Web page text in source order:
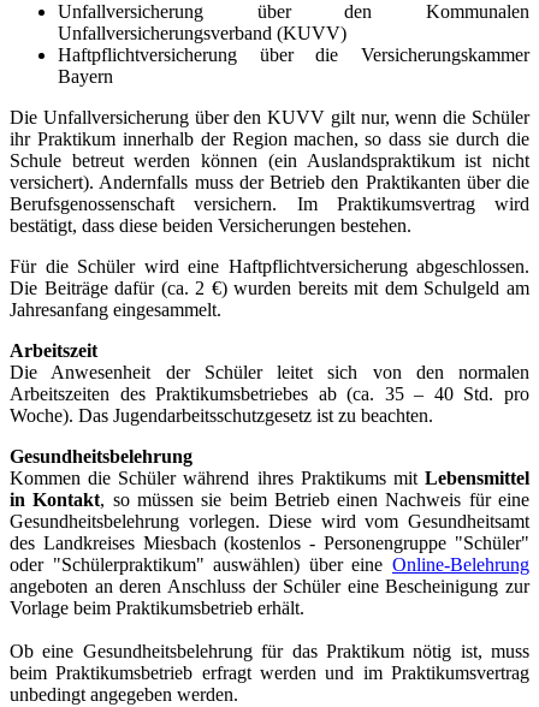
Unfallversicherung über den Kommunalen
Unfallversicherungsverband (KUVV)
Haftpflichtversicherung über die Versicherungskammer
Bayern
Die Unfallversicherung über den KUVV gilt nur, wenn die Schüler
ihr Praktikum innerhalb der Region machen, so dass sie durch die
Schule betreut werden können (ein Auslandspraktikum ist nicht
versichert). Andernfalls muss der Betrieb den Praktikanten über die
Berufsgenossenschaft versichern. Im Praktikumsvertrag wird
bestätigt, dass diese beiden Versicherungen bestehen.
Für die Schüler wird eine Haftpflichtversicherung abgeschlossen.
Die Beiträge dafür (ca. 2 €) wurden bereits mit dem Schulgeld am
Jahresanfang eingesammelt.
Arbeitszeit
Die Anwesenheit der Schüler leitet sich von den normalen
Arbeitszeiten des Praktikumsbetriebes ab (ca. 35 – 40 Std. pro
Woche). Das Jugendarbeitsschutzgesetz ist zu beachten.
Gesundheitsbelehrung
Kommen die Schüler während ihres Praktikums mit Lebensmittel
in Kontakt, so müssen sie beim Betrieb einen Nachweis für eine
Gesundheitsbelehrung vorlegen. Diese wird vom Gesundheitsamt
des Landkreises Miesbach (kostenlos - Personengruppe "Schüler"
oder "Schülerpraktikum" auswählen) über eine Online-Belehrung
angeboten an deren Anschluss der Schüler eine Bescheinigung zur
Vorlage beim Praktikumsbetrieb erhält.
Ob eine Gesundheitsbelehrung für das Praktikum nötig ist, muss
beim Praktikumsbetrieb erfragt werden und im Praktikumsvertrag
unbedingt angegeben werden.